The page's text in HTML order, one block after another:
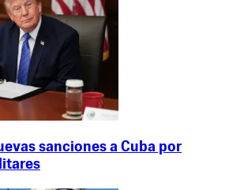
sanciones a Cuba por